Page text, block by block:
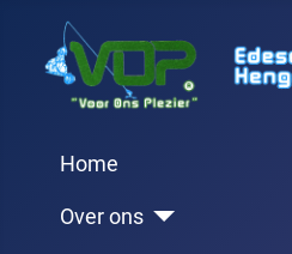
Home
Over ons